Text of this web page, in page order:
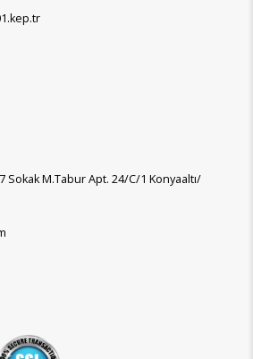
M.Tabur Apt. 24/C/1 Konyaaltı/